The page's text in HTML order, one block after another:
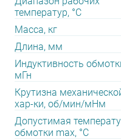
температур, °С
Масса, кг
Длина, мм
Индуктивность
мГн
Крутизна
хар-ки, об/мин/мНм
Допустимая
обмотки max, °С